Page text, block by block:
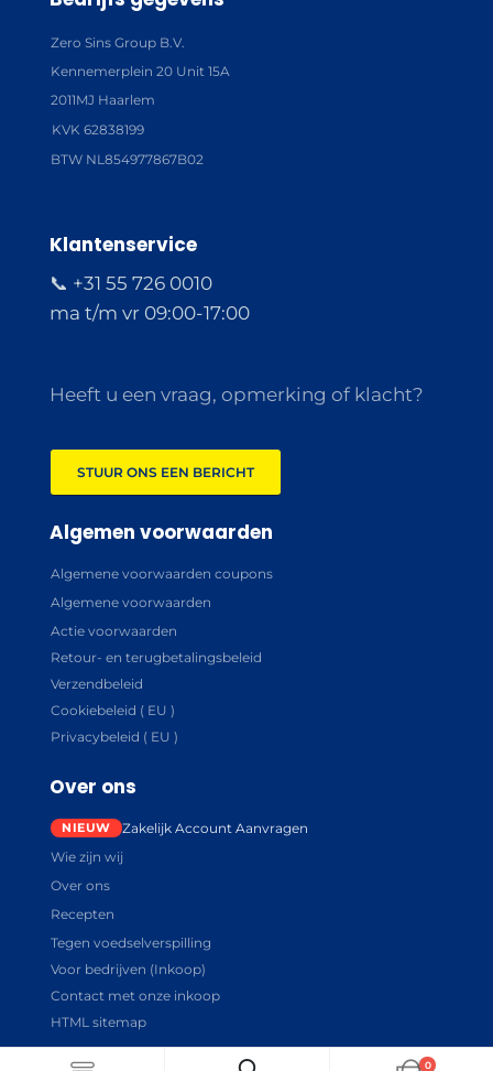
Zero Sins Group B.V.
Kennemerplein 20 Unit 15A
2011MJ Haarlem
KVK 62838199
BTW NL854977867B02
Klantenservice
📞 +31 55 726 0010
ma t/m vr 09:00-17:00
Heeft u een vraag, opmerking of klacht?
STUUR ONS EEN BERICHT
Algemen voorwaarden
Algemene voorwaarden coupons
Algemene voorwaarden
Actie voorwaarden
Retour- en terugbetalingsbeleid
Verzendbeleid
Cookiebeleid ( EU )
Privacybeleid ( EU )
Over ons
Zakelijk Account Aanvragen
Wie zijn wij
Over ons
Recepten
Tegen voedselverspilling
Voor bedrijven (Inkoop)
Contact met onze inkoop
HTML sitemap
0